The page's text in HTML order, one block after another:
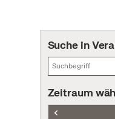
Suche in
Zeitraum